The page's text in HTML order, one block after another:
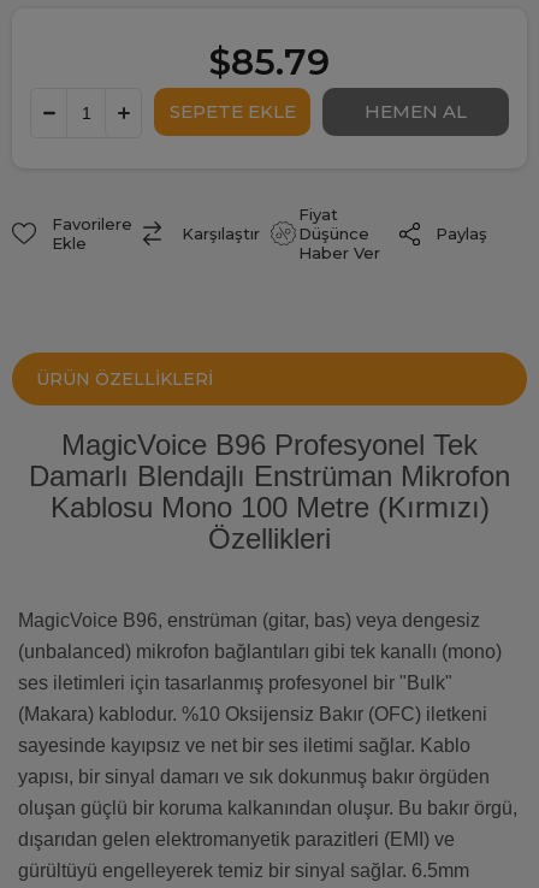
$85.79
Favorilere
Ekle
Karşılaştır
Fiyat
Düşünce
Haber Ver
Paylaş
ÜRÜN ÖZELLIKLERI
MagicVoice B96 Profesyonel Tek
Damarlı Blendajlı Enstrüman Mikrofon
Kablosu Mono 100 Metre (Kırmızı)
Özellikleri
MagicVoice B96, enstrüman (gitar, bas) veya dengesiz
(unbalanced) mikrofon bağlantıları gibi tek kanallı (mono)
ses iletimleri için tasarlanmış profesyonel bir "Bulk"
(Makara) kablodur. %10 Oksijensiz Bakır (OFC) iletkeni
sayesinde kayıpsız ve net bir ses iletimi sağlar. Kablo
yapısı, bir sinyal damarı ve sık dokunmuş bakır örgüden
oluşan güçlü bir koruma kalkanından oluşur. Bu bakır örgü,
dışarıdan gelen elektromanyetik parazitleri (EMI) ve
gürültüyü engelleyerek temiz bir sinyal sağlar. 6.5mm